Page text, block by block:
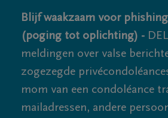
Blijf waakzaam voor
(poging tot oplichting) -
meldingen over valse
zogezegde
mom van een condoléance
mailadressen, andere